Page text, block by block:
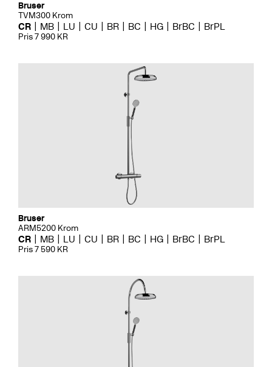
Bruser
TVM300 Krom
CR MB LU CU BR BC HG BrBC BrPL
Pris 7 990 KR
Bruser
ARM5200 Krom
CR MB LU CU BR BC HG BrBC BrPL
Pris 7 590 KR